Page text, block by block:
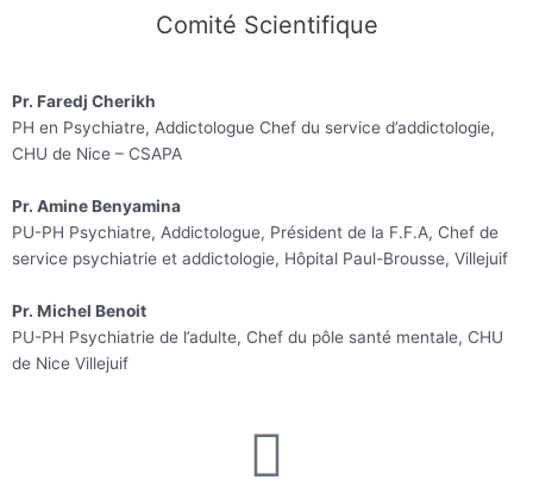
Comité Scientifique
Pr. Faredj Cherikh
PH en Psychiatre, Addictologue Chef du service d’addictologie,
CHU de Nice – CSAPA
Pr. Amine Benyamina
PU-PH Psychiatre, Addictologue, Président de la F.F.A, Chef de
service psychiatrie et addictologie, Hôpital Paul-Brousse, Villejuif
Pr. Michel Benoit
PU-PH Psychiatrie de l’adulte, Chef du pôle santé mentale, CHU
de Nice Villejuif